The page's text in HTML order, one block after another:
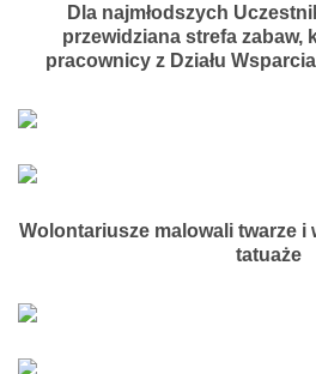
Dla najmłodszych
przewidziana strefa zabaw,
pracownicy z Działu
Wolontariusze malowali twarze i
tatuaże